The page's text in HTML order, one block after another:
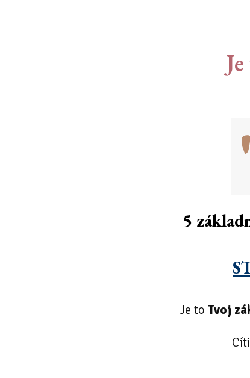
5
Je to Tvoj